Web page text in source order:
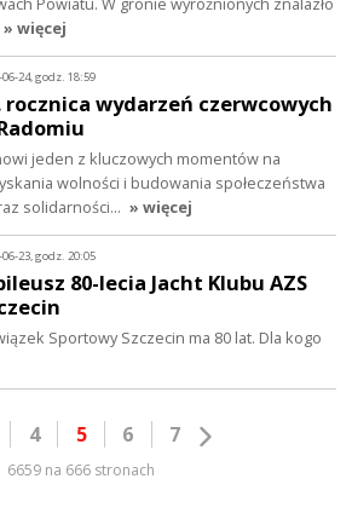
» więcej
06-24, godz. 18:59
rocznica wydarzeń czerwcowych
jeden z kluczowych momentów na
wolności i budowania społeczeństwa
solidarności… » więcej
06-23, godz. 20:05
80-lecia Jacht Klubu AZS
Sportowy Szczecin ma 80 lat. Dla kogo
4 5 6 7
6659 na 666 stronach